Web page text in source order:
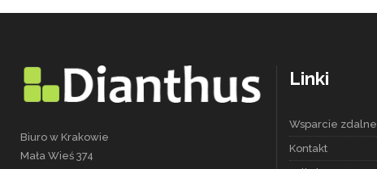
Biuro w Krakowie
Mała Wieś 374
Linki
Wsparcie zdalne
Kontakt